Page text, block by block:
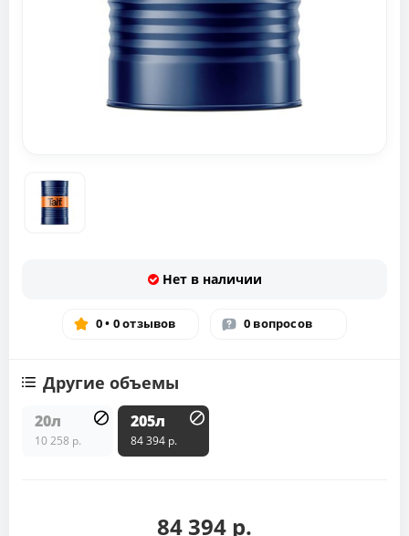
Нет в наличии
0 • 0 отзывов 0 вопросов
Другие объемы
20л
10 258 р.
205л
84 394 р.
84 394 р.